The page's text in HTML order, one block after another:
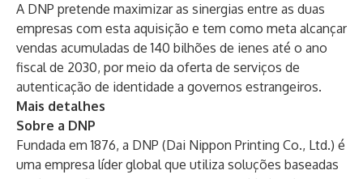
A DNP pretende maximizar as sinergias entre as duas
empresas com esta aquisição e tem como meta alcançar
vendas acumuladas de 140 bilhões de ienes até o ano
fiscal de 2030, por meio da oferta de serviços de
autenticação de identidade a governos estrangeiros.
Mais detalhes
Sobre a DNP
Fundada em 1876, a DNP (Dai Nippon Printing Co., Ltd.) é
uma empresa líder global que utiliza soluções baseadas